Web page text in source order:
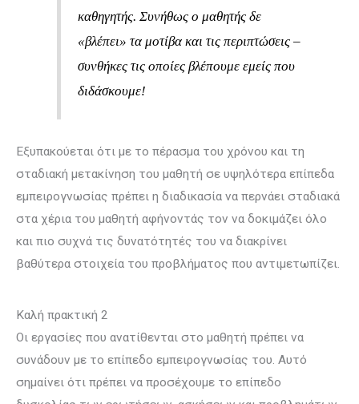
καθηγητής. Συνήθως ο μαθητής δε
«βλέπει» τα μοτίβα και τις περιπτώσεις –
συνθήκες τις οποίες βλέπουμε εμείς που
διδάσκουμε!
Εξυπακούεται ότι με το πέρασμα του χρόνου και τη
σταδιακή μετακίνηση του μαθητή σε υψηλό­τερα επίπεδα
εμπειρογνωσίας πρέπει η διαδικασία να περνάει σταδιακά
στα χέρια του μαθητή αφήνοντάς τον να δοκιμάζει όλο
και πιο συχνά τις δυνατότητές του να διακρίνει
βαθύτερα στοιχεία του προβλήματος που αντιμετωπίζει.
Καλή πρακτική 2
Οι εργασίες που ανατίθενται στο μαθητή πρέπει να
συνάδουν με το επίπεδο εμπειρογνωσίας του. Αυτό
σημαίνει ότι πρέπει να προσέχουμε το επίπεδο